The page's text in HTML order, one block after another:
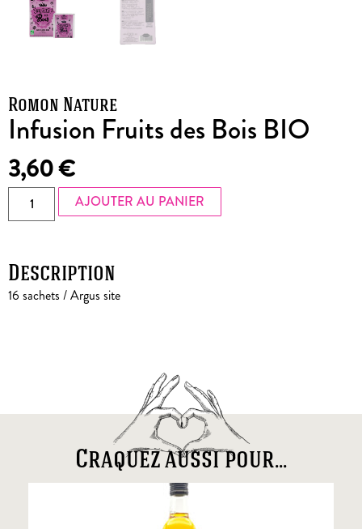
Romon Nature
Infusion Fruits des Bois BIO
3,60€
AJOUTER AU PANIER
Description
16 sachets / Argus site
Craquez aussi pour...